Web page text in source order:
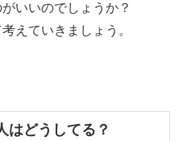
いいのでしょうか？
えていきましょう。
はどうしてる？